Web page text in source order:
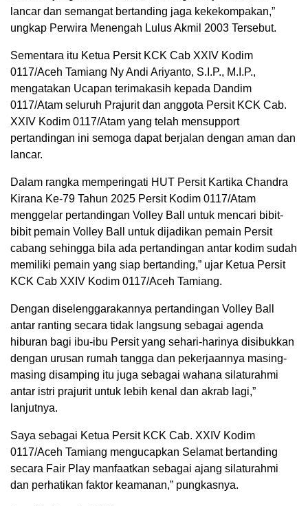
lancar dan semangat bertanding jaga kekekompakan,”
ungkap Perwira Menengah Lulus Akmil 2003 Tersebut.
Sementara itu Ketua Persit KCK Cab XXIV Kodim
0117/Aceh Tamiang Ny Andi Ariyanto, S.I.P., M.I.P.,
mengatakan Ucapan terimakasih kepada Dandim
0117/Atam seluruh Prajurit dan anggota Persit KCK Cab.
XXIV Kodim 0117/Atam yang telah mensupport
pertandingan ini semoga dapat berjalan dengan aman dan
lancar.
Dalam rangka memperingati HUT Persit Kartika Chandra
Kirana Ke-79 Tahun 2025 Persit Kodim 0117/Atam
menggelar pertandingan Volley Ball untuk mencari bibit-
bibit pemain Volley Ball untuk dijadikan pemain Persit
cabang sehingga bila ada pertandingan antar kodim sudah
memiliki pemain yang siap bertanding,” ujar Ketua Persit
KCK Cab XXIV Kodim 0117/Aceh Tamiang.
Dengan diselenggarakannya pertandingan Volley Ball
antar ranting secara tidak langsung sebagai agenda
hiburan bagi ibu-ibu Persit yang sehari-harinya disibukkan
dengan urusan rumah tangga dan pekerjaannya masing-
masing disamping itu juga sebagai wahana silaturahmi
antar istri prajurit untuk lebih kenal dan akrab lagi,”
lanjutnya.
Saya sebagai Ketua Persit KCK Cab. XXIV Kodim
0117/Aceh Tamiang mengucapkan Selamat bertanding
secara Fair Play manfaatkan sebagai ajang silaturahmi
dan perhatikan faktor keamanan,” pungkasnya.